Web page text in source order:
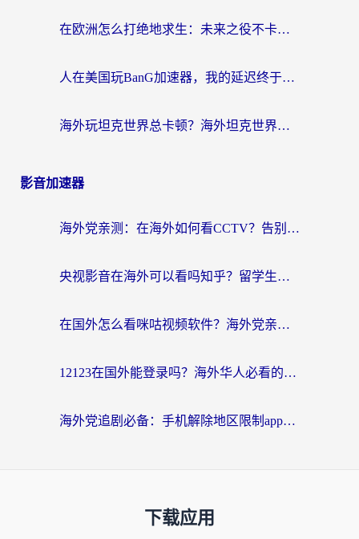
在欧洲怎么打绝地求生：未来之役不卡？留学生亲测的加速器避坑指南
人在美国玩BanG加速器，我的延迟终于绿了
海外玩坦克世界总卡顿？海外坦克世界加速器有哪些？实测好用的选择在这里
影音加速器
海外党亲测：在海外如何看CCTV？告别“仅限大陆播放”的实用指南
央视影音在海外可以看吗知乎？留学生亲测：3步解决地域限制+追剧自由
在国外怎么看咪咕视频软件？海外党亲测有效的回国加速方案
12123在国外能登录吗？海外华人必看的回国加速实用指南
海外党追剧必备：手机解除地区限制app怎么选？解决央视视频&国内剧地区限制全指南
下载应用